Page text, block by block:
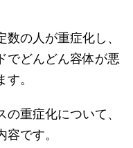
の人が重症化し、
でどんどん容体が悪
。
重症化について、
です。